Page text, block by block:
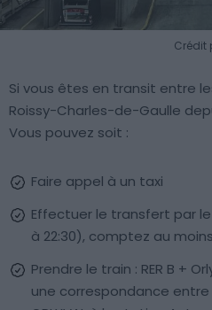
Crédit
Si vous êtes en transit entre
Roissy-Charles-de-Gaulle
Vous pouvez soit :
Faire appel à un taxi
Effectuer le transfert par le
à 22:30), comptez au
Prendre le train : RER B +
une correspondance entre